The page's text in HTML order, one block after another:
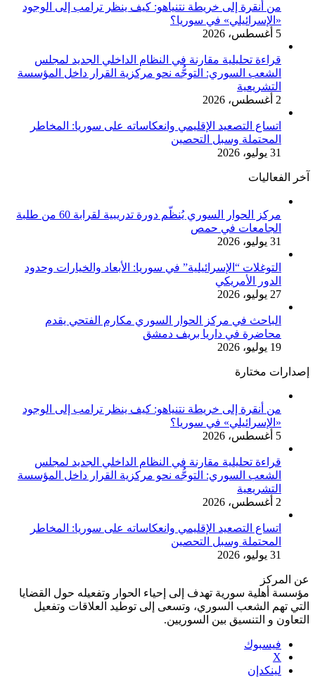
من أنقرة إلى خريطة نتنياهو: كيف ينظر ترامب إلى الوجود
«الإسرائيلي» في سوريا؟
5 أغسطس، 2026
قراءة تحليلية مقارنة في النظام الداخلي الجديد لمجلس
الشعب السوري: التوجُّه نحو مركزية القرار داخل المؤسسة
التشريعية
2 أغسطس، 2026
اتساع التصعيد الإقليمي وانعكاساته على سوريا: المخاطر
المحتملة وسبل التحصين
31 يوليو، 2026
آخر الفعاليات
مركز الحوار السوري يُنظّم دورة تدريبية لقرابة 60 من طلبة
الجامعات في حمص
31 يوليو، 2026
التوغلات “الإسرائيلية” في سوريا: الأبعاد والخيارات وحدود
الدور الأمريكي
27 يوليو، 2026
الباحث في مركز الحوار السوري مكارم الفتحي يقدم
محاضرة في داريا بريف دمشق
19 يوليو، 2026
إصدارات مختارة
من أنقرة إلى خريطة نتنياهو: كيف ينظر ترامب إلى الوجود
«الإسرائيلي» في سوريا؟
5 أغسطس، 2026
قراءة تحليلية مقارنة في النظام الداخلي الجديد لمجلس
الشعب السوري: التوجُّه نحو مركزية القرار داخل المؤسسة
التشريعية
2 أغسطس، 2026
اتساع التصعيد الإقليمي وانعكاساته على سوريا: المخاطر
المحتملة وسبل التحصين
31 يوليو، 2026
عن المركز
مؤسسة أهلية سورية تهدف إلى إحياء الحوار وتفعيله حول القضايا
التي تهم الشعب السوري، وتسعى إلى توطيد العلاقات وتفعيل
التعاون و التنسيق بين السوريين.
فيسبوك
‫X
لينكدإن